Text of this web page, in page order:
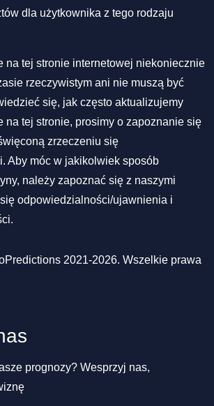
dla użytkownika z tego rodzaju
na tej stronie internetowej niekoniecznie
rzeczywistym ani nie muszą być
się, jak często aktualizujemy
na tej stronie, prosimy o zapoznanie się
zrzeczeniu się
Aby móc w jakikolwiek sposób
należy zapoznać się z naszymi
odpowiedzialności/ujawnienia i
.
2021-2026. Wszelkie prawa
prognozy? Wesprzyj nas,